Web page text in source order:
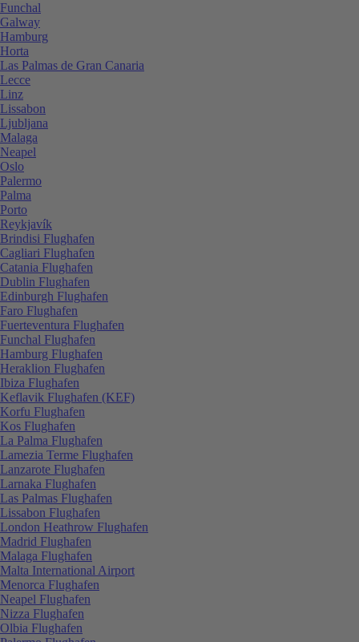
Funchal
Galway
Hamburg
Horta
Las Palmas de Gran Canaria
Lecce
Linz
Lissabon
Ljubljana
Malaga
Neapel
Oslo
Palermo
Palma
Porto
Reykjavík
Brindisi Flughafen
Cagliari Flughafen
Catania Flughafen
Dublin Flughafen
Edinburgh Flughafen
Faro Flughafen
Fuerteventura Flughafen
Funchal Flughafen
Hamburg Flughafen
Heraklion Flughafen
Ibiza Flughafen
Keflavik Flughafen (KEF)
Korfu Flughafen
Kos Flughafen
La Palma Flughafen
Lamezia Terme Flughafen
Lanzarote Flughafen
Larnaka Flughafen
Las Palmas Flughafen
Lissabon Flughafen
London Heathrow Flughafen
Madrid Flughafen
Malaga Flughafen
Malta International Airport
Menorca Flughafen
Neapel Flughafen
Nizza Flughafen
Olbia Flughafen